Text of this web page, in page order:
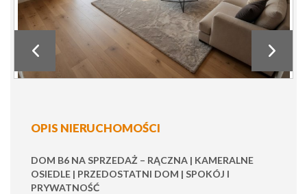
OPIS NIERUCHOMOŚCI
DOM B6 NA SPRZEDAŻ – RĄCZNA | KAMERALNE
OSIEDLE | PRZEDOSTATNI DOM | SPOKÓJ I
PRYWATNOŚĆ